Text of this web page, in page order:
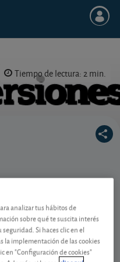
Tiempo de lectura: 2 min.
a SOCIOS
visión
analizar tus hábitos de
sobre qué te suscita interés
Si haces clic en el
la implementación de las cookies
en "Configuración de cookies"